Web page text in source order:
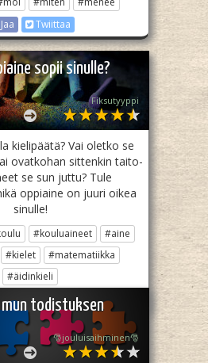
Twiittaa
sopii sinulle?
Fiksutyyppi
kielipäätä? Vai oletko se
ovatkohan sittenkin taito-
se sun juttu? Tule
oppiaine on juuri oikea
sinulle!
#kouluaineet
#aine
#kielet
#matematiikka
#äidinkieli
Jaa
Twiittaa
todistuksen
🎅jouluisaihminen🎅